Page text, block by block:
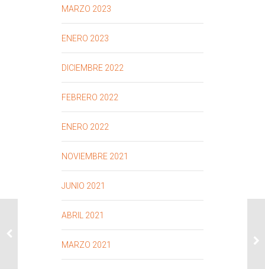
MARZO 2023
ENERO 2023
DICIEMBRE 2022
FEBRERO 2022
ENERO 2022
NOVIEMBRE 2021
JUNIO 2021
ABRIL 2021
MARZO 2021